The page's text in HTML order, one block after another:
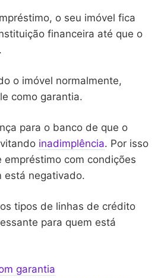
o seu imóvel fica
financeira até que o
o imóvel normalmente,
como garantia.
para o banco de que o
inadimplência. Por isso
empréstimo com condições
está negativado.
tipos de linhas de crédito
para quem está
garantia